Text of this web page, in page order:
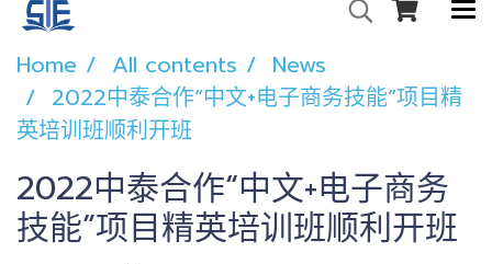
Home All contents
News
2022中泰合作“中文+电子商务技能”项目精
英培训班顺利开班
2022中泰合作“中文+电子商务
技能”项目精英培训班顺利开班